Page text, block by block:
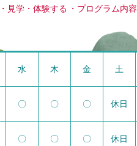
見学・体験する プログラム内容
水 木 金 土
〇 〇 〇 休日
〇 〇 〇 休日